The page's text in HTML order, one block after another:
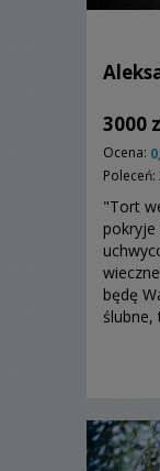
3000
Ocena:
Poleceń:
"Tort
pokryje
będę
ślubne,